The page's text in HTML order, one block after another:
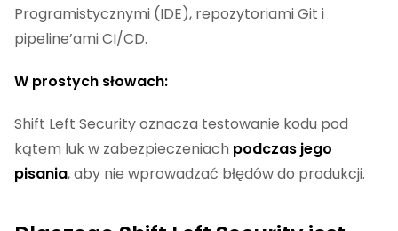
Programistycznymi (IDE), repozytoriami Git i
pipeline’ami CI/CD.
W prostych słowach:
Shift Left Security oznacza testowanie kodu pod
kątem luk w zabezpieczeniach podczas jego
pisania, aby nie wprowadzać błędów do produkcji.